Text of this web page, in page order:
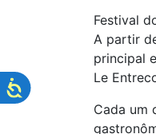
Festival
A partir
principal
Le
Cada um